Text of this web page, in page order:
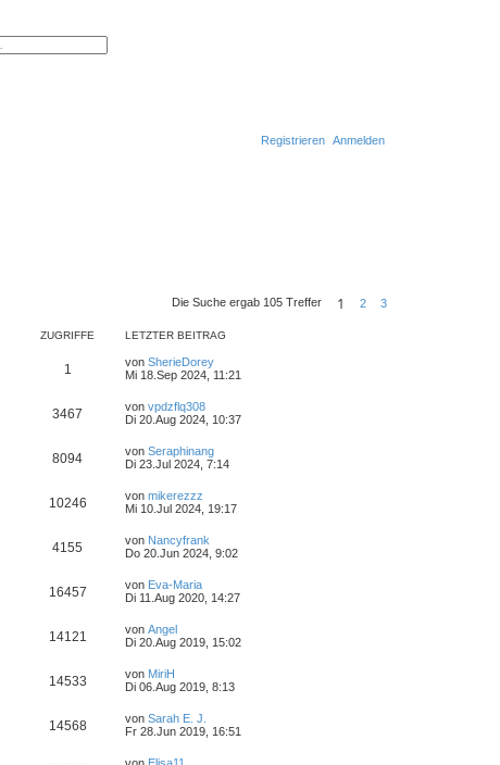
Anmelden
Registrieren
Die Suche ergab 105 Treffer 1 2 3
ZUGRIFFE LETZTER BEITRAG
1 von SherieDorey
Mi 18.Sep 2024, 11:21
3467 von vpdzflq308
Di 20.Aug 2024, 10:37
8094 von Seraphinang
Di 23.Jul 2024, 7:14
10246 von mikerezzz
Mi 10.Jul 2024, 19:17
4155 von Nancyfrank
Do 20.Jun 2024, 9:02
16457 von Eva-Maria
Di 11.Aug 2020, 14:27
14121 von Angel
Di 20.Aug 2019, 15:02
14533 von MiriH
Di 06.Aug 2019, 8:13
14568 von Sarah E. J.
Fr 28.Jun 2019, 16:51